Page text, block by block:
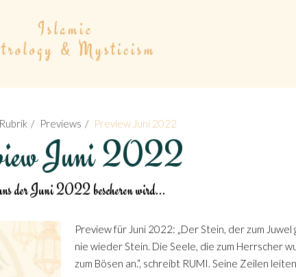
Rubrik Previews Preview Juni 2022
Juni 2022
der Juni 2022 bescheren wird...
Preview für Juni 2022: „Der Stein, der zum
nie wieder Stein. Die Seele, die zum Herrscher
zum Bösen an.“, schreibt RUMI. Seine Zeilen